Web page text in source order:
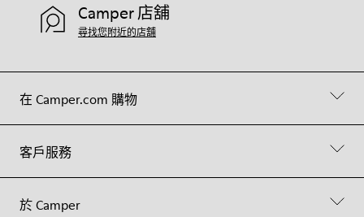
在 Camper.com 購物
客戶服務
於 Camper
Camper 店舖
尋找您附近的店舖